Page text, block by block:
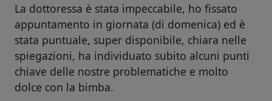
La dottoressa è stata impeccabile, ho fissato
appuntamento in giornata (di domenica) ed è
stata puntuale, super disponibile, chiara nelle
spiegazioni, ha individuato subito alcuni punti
chiave delle nostre problematiche e molto
dolce con la bimba.